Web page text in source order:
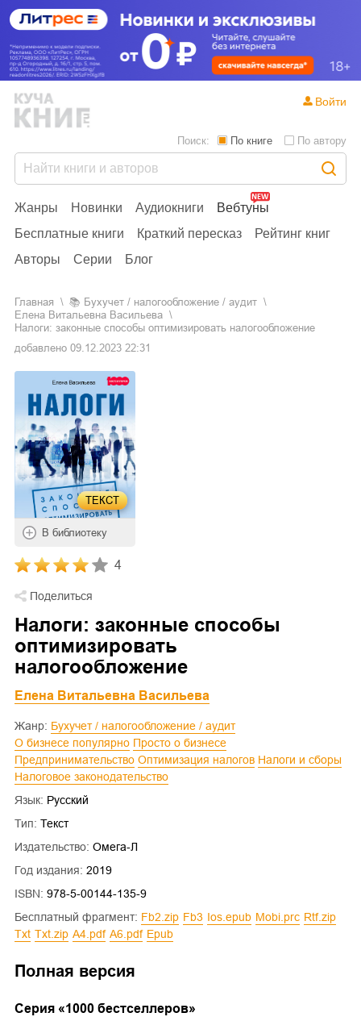
Жанры Новинки Аудиокниги
Вебтуны
Бесплатные книги
Краткий пересказ
Рейтинг книг
Авторы
Серии Блог
Поиск: По книге По автору
Войти
Главная 📚
бухучет / налогообложение / аудит
Елена Витальевна Васильева
Налоги: законные способы оптимизировать налогообложение
добавлено 09.12.2023 22:31
ТЕКСТ
В библиотеку
4
Поделиться
Налоги: законные способы
оптимизировать
налогообложение
Елена Витальевна Васильева
Жанр:
Бухучет / налогообложение / аудит
О бизнесе популярно
Просто о бизнесе
Предпринимательство
Оптимизация налогов
Налоги и сборы
Налоговое законодательство
Язык: Русский
Тип: Текст
Издательство: Омега-Л
Год издания: 2019
ISBN: 978-5-00144-135-9
Бесплатный фрагмент:
fb2.zip fb3 ios.epub mobi.prc
rtf.zip
txt
txt.zip a4.pdf a6.pdf epub
Полная версия
Cерия «1000 бестселлеров»